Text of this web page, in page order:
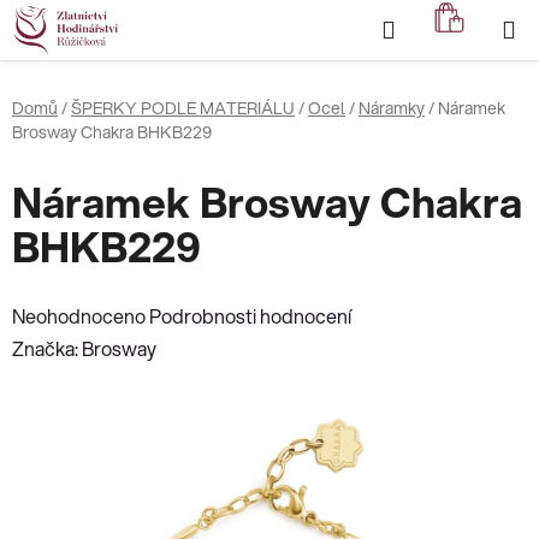
Přejít
na
obsah
Hledat
KOŠÍK
Domů /ŠPERKY PODLE MATERIÁLU /Ocel/ Náramky/ Náramek
Brosway Chakra BHKB229
Náramek Brosway Chakra
BHKB229
Průměrné
hodnocení
NeohodnocenoPodrobnosti hodnocení
Značka:Brosway